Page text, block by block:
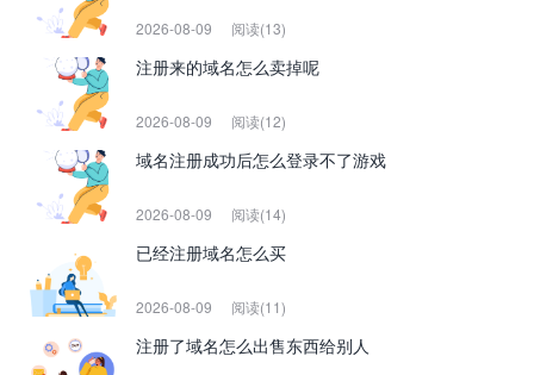
2026-08-09 阅读(13)
注册来的域名怎么卖掉呢
2026-08-09 阅读(12)
域名注册成功后怎么登录不了游戏
2026-08-09 阅读(14)
已经注册域名怎么买
2026-08-09 阅读(11)
注册了域名怎么出售东西给别人